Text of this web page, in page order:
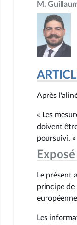
Date de dépôt
M.
Après
« Les
doivent
poursuivi. »
Le présent
principe
Les